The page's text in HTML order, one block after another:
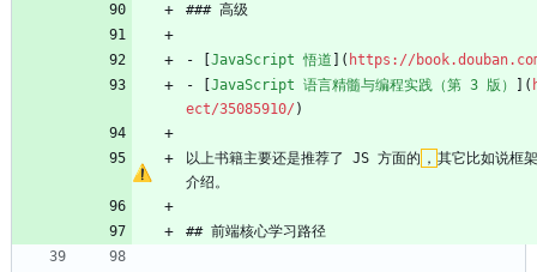
### 高级
- [ JavaScript 悟道 ]( https://
- [ JavaScript 语言精髓与编程实践（第 3 版） ](
ect/35085910/ )
以上书籍主要还是推荐了 JS 方面的 ， 其它比如说框
介绍。
## 前端核心学习路径